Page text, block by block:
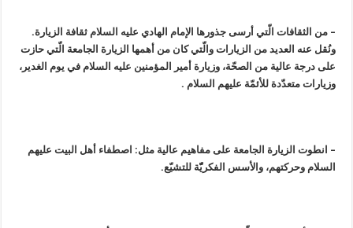
– من الثقافات الّتي أرسى جذورها الإمام الهادي عليه السلام ثقافة الزيارة.
ونُقل عنه العديد من الزيارات والّتي كان من أهمها الزيارة الجامعة الّتي حازت
على درجة عالية من الصحّة، وزيارة أمير المؤمنين عليه السلام في يوم الغدير،
وزيارات متعدّدة للأئمّة عليهم السلام .
– انطوت الزيارة الجامعة على مفاهيم عالية مثل: اصطفاء أهل البيت عليهم
السلام وحركتهم، والأسس الفكريّّة للتشيّع.